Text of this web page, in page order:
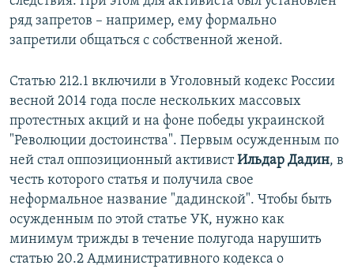
ряд запретов – например, ему формально
запретили общаться с собственной женой.
Статью 212.1 включили в Уголовный кодекс России
весной 2014 года после нескольких массовых
протестных акций и на фоне победы украинской
"Революции достоинства". Первым осужденным по
ней стал оппозиционный активистИльдар Дадин, в
честь которого статья и получила свое
неформальное название "дадинской". Чтобы быть
осужденным по этой статье УК, нужно как
минимум трижды в течение полугода нарушить
статью 20.2 Административного кодекса о